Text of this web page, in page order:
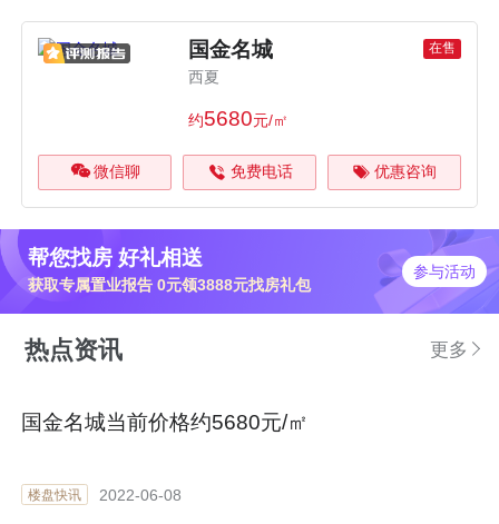
国金名城 在售
西夏
约5680元/㎡
微信聊 免费电话 优惠咨询
帮您找房 好礼相送
获取专属置业报告 0元领3888元找房礼包
参与活动
热点资讯 更多
国金名城当前价格约5680元/㎡
楼盘快讯 2022-06-08